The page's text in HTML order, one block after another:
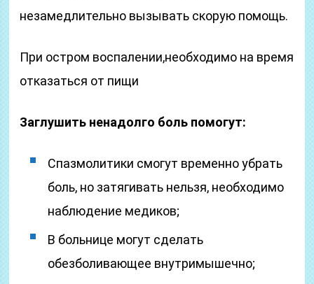
незамедлительно вызывать скорую помощь.
При остром воспалении,необходимо на время
отказаться от пищи
Заглушить ненадолго боль помогут:
Спазмолитики смогут временно убрать
боль, но затягивать нельзя, необходимо
наблюдение медиков;
В больнице могут сделать
обезболивающее внутримышечно;